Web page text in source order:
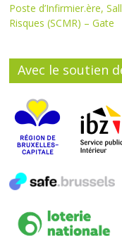
Poste d’Infirmier.ère,
Risques (SCMR) – Gate
Avec le soutien